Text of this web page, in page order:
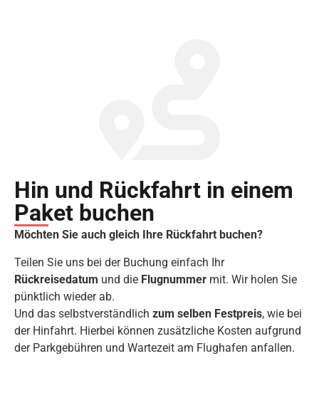
Hin und Rückfahrt in einem
Paket buchen
Möchten Sie auch gleich Ihre Rückfahrt buchen?
Teilen Sie uns bei der Buchung einfach Ihr
Rückreisedatum und die Flugnummer mit. Wir holen Sie
pünktlich wieder ab.
Und das selbstverständlich zum selben Festpreis, wie bei
der Hinfahrt. Hierbei können zusätzliche Kosten aufgrund
der Parkgebühren und Wartezeit am Flughafen anfallen.